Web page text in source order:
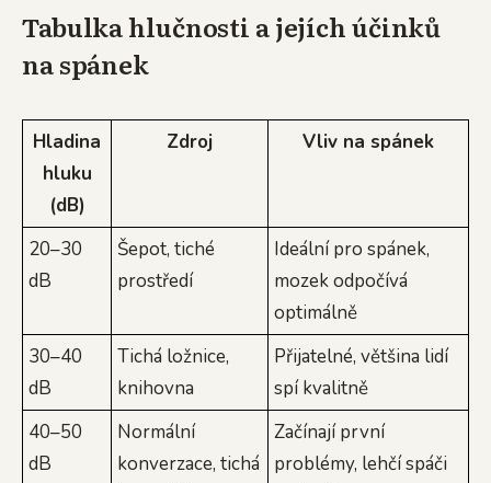
Tabulka hlučnosti a jejích účinků
na spánek
Hladina
hluku
(dB)
Zdroj Vliv na spánek
20–30
dB
Šepot, tiché
prostředí
Ideální pro spánek,
mozek odpočívá
optimálně
30–40
dB
Tichá ložnice,
knihovna
Přijatelné, většina lidí
spí kvalitně
40–50
dB
Normální
konverzace, tichá
Začínají první
problémy, lehčí spáči